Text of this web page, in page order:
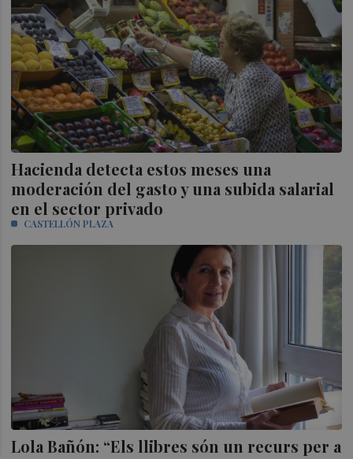
Hacienda detecta estos meses una
moderación del gasto y una subida salarial
en el sector privado
CASTELLÓN PLAZA
Lola Bañón: “Els llibres són un recurs per a